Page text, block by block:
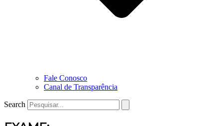
Fale Conosco
Canal de Transparência
Search